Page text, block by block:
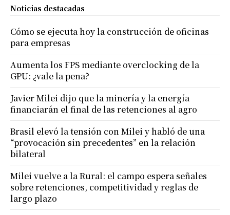
Noticias destacadas
Cómo se ejecuta hoy la construcción de oficinas
para empresas
Aumenta los FPS mediante overclocking de la
GPU: ¿vale la pena?
Javier Milei dijo que la minería y la energía
financiarán el final de las retenciones al agro
Brasil elevó la tensión con Milei y habló de una
“provocación sin precedentes” en la relación
bilateral
Milei vuelve a la Rural: el campo espera señales
sobre retenciones, competitividad y reglas de
largo plazo